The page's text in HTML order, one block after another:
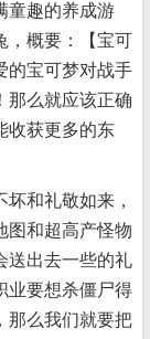
童趣的养成游
，概要：【宝可
的宝可梦对战手
那么就应该正确
收获更多的东
和礼敬如来，
图和超高产怪物
送出去一些的礼
业要想杀僵尸得
那么我们就要把